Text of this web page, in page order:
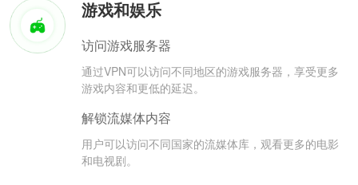
游戏和娱乐
访问游戏服务器
通过VPN可以访问不同地区的游戏服务器，享受更多
游戏内容和更低的延迟。
解锁流媒体内容
用户可以访问不同国家的流媒体库，观看更多的电影
和电视剧。